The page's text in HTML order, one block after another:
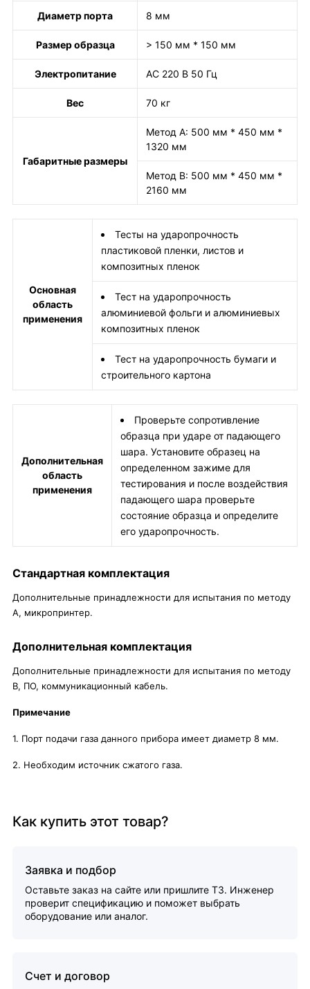
Диаметр порта 8 мм
Размер образца > 150 мм * 150 мм
Электропитание AC 220 В 50 Гц
Вес 70 кг
Габаритные размеры
Метод A: 500 мм * 450 мм *
1320 мм
Метод B: 500 мм * 450 мм *
2160 мм
Основная
область
применения
Тесты на ударопрочность
пластиковой пленки, листов и
композитных пленок
Тест на ударопрочность
алюминиевой фольги и алюминиевых
композитных пленок
Тест на ударопрочность бумаги и
строительного картона
Дополнительная
область
применения
Проверьте сопротивление
образца при ударе от падающего
шара. Установите образец на
определенном зажиме для
тестирования и после воздействия
падающего шара проверьте
состояние образца и определите
его ударопрочность.
Стандартная комплектация
Дополнительные принадлежности для испытания по методу
A, микропринтер.
Дополнительная комплектация
Дополнительные принадлежности для испытания по методу
В, ПО, коммуникационный кабель.
Примечание
1. Порт подачи газа данного прибора имеет диаметр 8 мм.
2. Необходим источник сжатого газа.
Как купить этот товар?
Заявка и подбор
Оставьте заказ на сайте или пришлите ТЗ. Инженер
проверит спецификацию и поможет выбрать
оборудование или аналог.
Счет и договор